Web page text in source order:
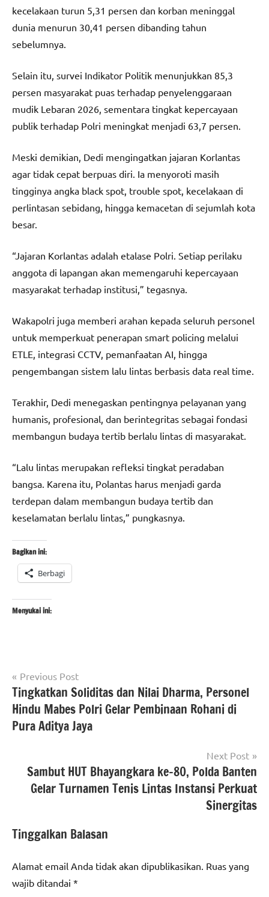
kecelakaan turun 5,31 persen dan korban meninggal
dunia menurun 30,41 persen dibanding tahun
sebelumnya.
Selain itu, survei Indikator Politik menunjukkan 85,3
persen masyarakat puas terhadap penyelenggaraan
mudik Lebaran 2026, sementara tingkat kepercayaan
publik terhadap Polri meningkat menjadi 63,7 persen.
Meski demikian, Dedi mengingatkan jajaran Korlantas
agar tidak cepat berpuas diri. Ia menyoroti masih
tingginya angka black spot, trouble spot, kecelakaan di
perlintasan sebidang, hingga kemacetan di sejumlah kota
besar.
“Jajaran Korlantas adalah etalase Polri. Setiap perilaku
anggota di lapangan akan memengaruhi kepercayaan
masyarakat terhadap institusi,” tegasnya.
Wakapolri juga memberi arahan kepada seluruh personel
untuk memperkuat penerapan smart policing melalui
ETLE, integrasi CCTV, pemanfaatan AI, hingga
pengembangan sistem lalu lintas berbasis data real time.
Terakhir, Dedi menegaskan pentingnya pelayanan yang
humanis, profesional, dan berintegritas sebagai fondasi
membangun budaya tertib berlalu lintas di masyarakat.
“Lalu lintas merupakan refleksi tingkat peradaban
bangsa. Karena itu, Polantas harus menjadi garda
terdepan dalam membangun budaya tertib dan
keselamatan berlalu lintas,” pungkasnya.
Bagikan ini:
Berbagi
Menyukai ini:
Tagged
with
#berita
jakarta
#humas
polri,
#rakernis
#Wakapolri
Dedi
#Berita
jakarta
berita
nasional
Navigasi
pos
Previous Post
Tingkatkan Soliditas dan Nilai Dharma, Personel
Hindu Mabes Polri Gelar Pembinaan Rohani di
Pura Aditya Jaya
Next Post
Sambut HUT Bhayangkara ke-80, Polda Banten
Gelar Turnamen Tenis Lintas Instansi Perkuat
Sinergitas
Tinggalkan Balasan
Alamat email Anda tidak akan dipublikasikan. Ruas yang
wajib ditandai *